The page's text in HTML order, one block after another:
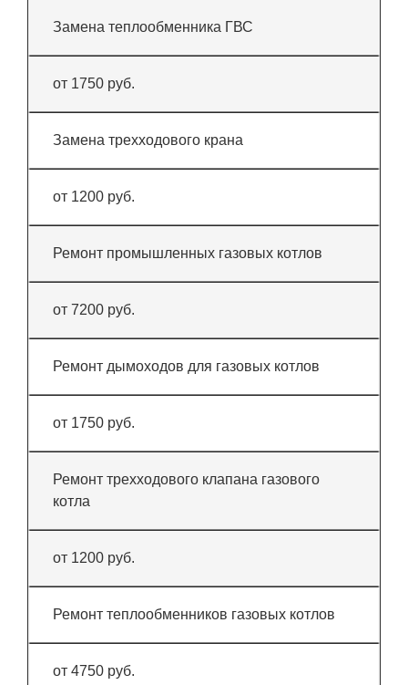
Замена теплообменника ГВС
от 1750 руб.
Замена трехходового крана
от 1200 руб.
Ремонт промышленных газовых котлов
от 7200 руб.
Ремонт дымоходов для газовых котлов
от 1750 руб.
Ремонт трехходового клапана газового
котла
от 1200 руб.
Ремонт теплообменников газовых котлов
от 4750 руб.